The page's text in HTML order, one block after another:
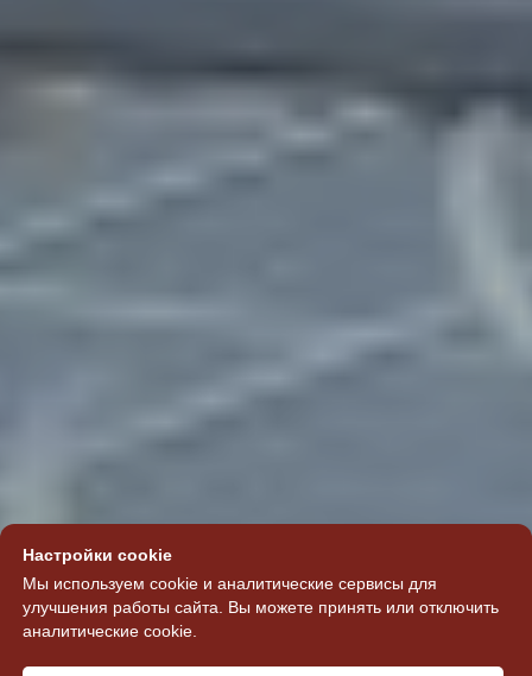
Настройки cookie
Мы используем cookie и аналитические сервисы для
улучшения работы сайта. Вы можете принять или отключить
аналитические cookie.